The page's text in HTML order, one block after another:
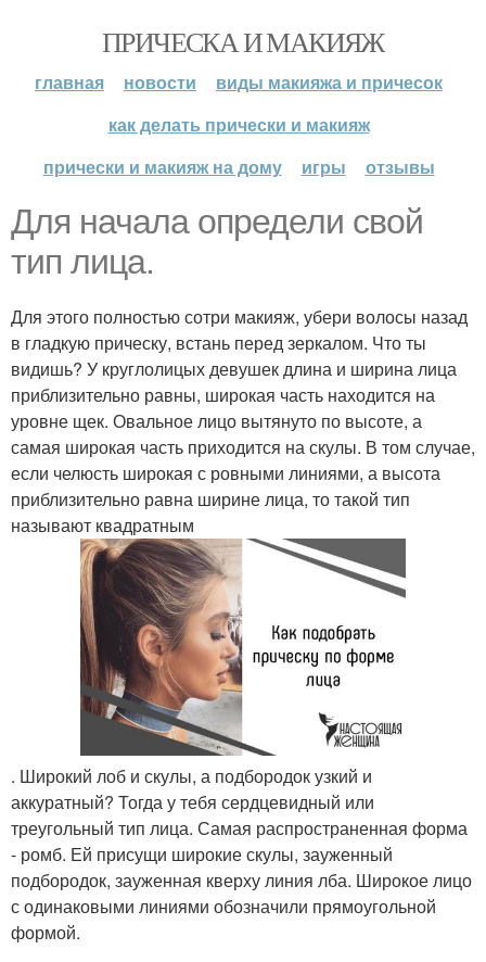
ПРИЧЕСКА И МАКИЯЖ
главная новости
виды макияжа и причесок
как делать прически и макияж
прически и макияж на дому
игры отзывы
Для начала определи свой
тип лица.
Для этого полностью сотри макияж, убери волосы назад
в гладкую прическу, встань перед зеркалом. Что ты
видишь? У круглолицых девушек длина и ширина лица
приблизительно равны, широкая часть находится на
уровне щек. Овальное лицо вытянуто по высоте, а
самая широкая часть приходится на скулы. В том случае,
если челюсть широкая с ровными линиями, а высота
приблизительно равна ширине лица, то такой тип
называют квадратным
. Широкий лоб и скулы, а подбородок узкий и
аккуратный? Тогда у тебя сердцевидный или
треугольный тип лица. Самая распространенная форма
- ромб. Ей присущи широкие скулы, зауженный
подбородок, зауженная кверху линия лба. Широкое лицо
с одинаковыми линиями обозначили прямоугольной
формой.